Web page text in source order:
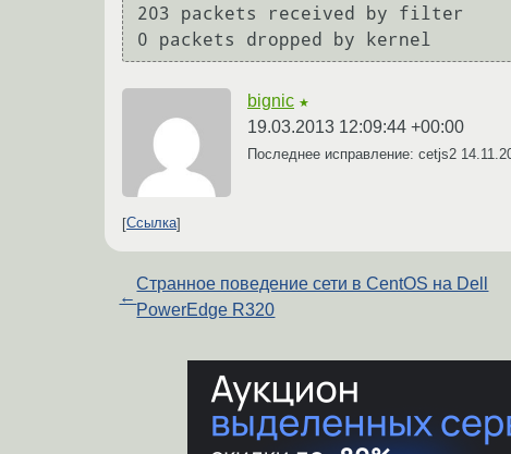
203 packets received by filter
bignic ★
19.03.2013 12:09:44 +00:00
Последнее исправление: cetjs2
Ссылка
←
Странное поведение сети в CentOS на Dell
PowerEdge R320